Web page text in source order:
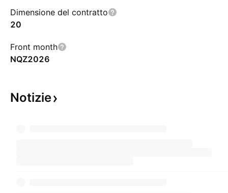
Dimensione del contratto
20
Front month
NQZ2026
Notizie